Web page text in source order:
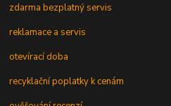
zdarma bezplatný servis
reklamace a servis
otevírací doba
recyklační poplatky k cenám